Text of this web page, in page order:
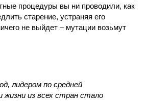
процедуры вы ни проводили, как
старение, устраняя его
не выйдет – мутации возьмут
лидером по средней
из всех стран стало